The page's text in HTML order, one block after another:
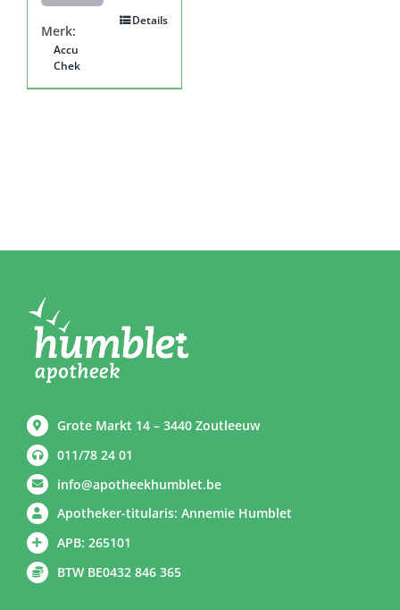
Details
Merk:
Accu
Chek
Grote Markt 14 – 3440 Zoutleeuw
011/78 24 01
info@apotheekhumblet.be
Apotheker-titularis: Annemie Humblet
APB: 265101
BTW BE0432 846 365